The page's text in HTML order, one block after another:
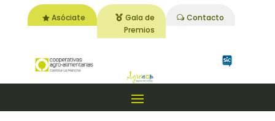
Asóciate
Gala de
Premios
Contacto